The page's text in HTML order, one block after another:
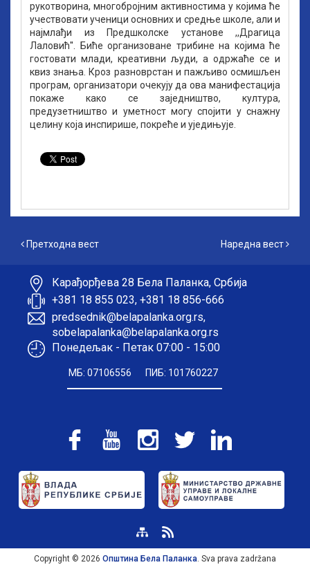
рукотворина, многобројним активностима у којима ће
учествовати ученици основних и средње школе, али и
најмлађи из Предшколске установе ,,Драгица
Лаловић''. Биће организоване трибине на којима ће
гостовати млади, креативни људи, а одржаће се и
квиз знања. Кроз разноврстан и пажљиво осмишљен
програм, организатори очекују да ова манифестација
покаже како се заједништво, култура,
предузетништво и уметност могу спојити у снажну
целину која инспирише, покреће и уједињује.
Претходна вест Наредна вест
Карађорђева 28 Бела Паланка, Србија
+381 18 855 023, +381 18 856-666
predsednik@belapalanka.org.rs,
sobelapalanka@belapalanka.org.rs
Понедељак - Петак 07:00 - 15:00
МБ: 07106556 ПИБ: 101760227
Copyright © 2026 Општина Бела Паланка . Sva prava zadržana